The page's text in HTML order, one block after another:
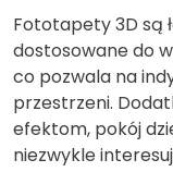
Fototapety 3D są
dostosowane do
co pozwala na
przestrzeni.
efektom, pokój
niezwykle